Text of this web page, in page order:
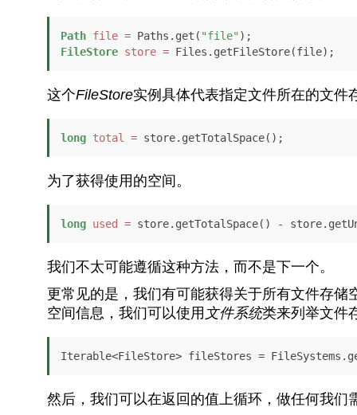
Path file = Paths.get( "file"
FileStore store = Files.getFileStore(file);
这个FileStore实例具体代表指定文件所在的文件
long total = store.getTotalSpace();
为了获得使用的空间。
long used = store.getTotalSpace() -
我们不太可能遵循这种方法，而不是下一个。
更常见的是，我们有可能获得关于所有文件存储
空间信息，我们可以使用 文件系统类来列举文件
Iterable<FileStore> fileStores =
然后，我们可以在返回的值上循环，做任何我